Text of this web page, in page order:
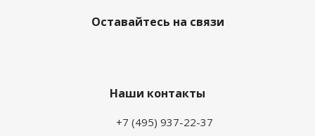
Оставайтесь на связи
Наши контакты
+7 (495) 937-22-37